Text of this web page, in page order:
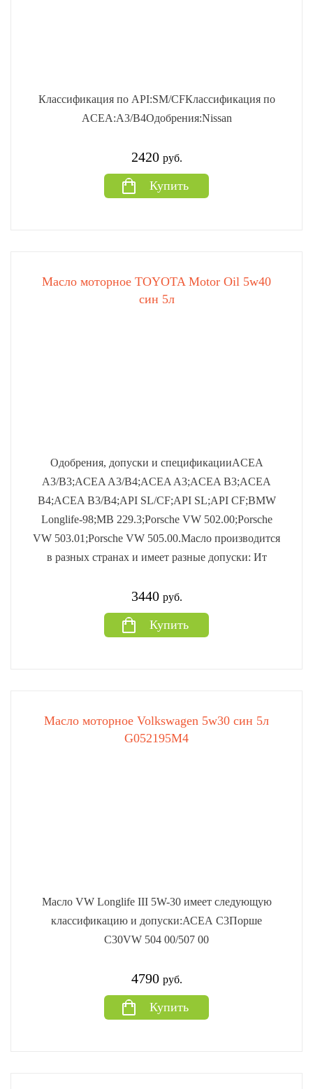
Классификация по API:SM/CFКлассификация по
ACEA:A3/B4Одобрения:Nissan
2420 руб.
Купить
Масло моторное TOYOTA Motor Oil 5w40
син 5л
Одобрения, допуски и спецификацииACEA
A3/B3;ACEA A3/B4;ACEA A3;ACEA B3;ACEA
B4;ACEA B3/B4;API SL/CF;API SL;API CF;BMW
Longlife-98;MB 229.3;Porsche VW 502.00;Porsche
VW 503.01;Porsche VW 505.00.Масло производится
в разных странах и имеет разные допуски: Ит
3440 руб.
Купить
Масло моторное Volkswagen 5w30 син 5л
G052195M4
Масло VW Longlife III 5W-30 имеет следующую
классификацию и допуски:АСЕА С3Порше
С30VW 504 00/507 00
4790 руб.
Купить